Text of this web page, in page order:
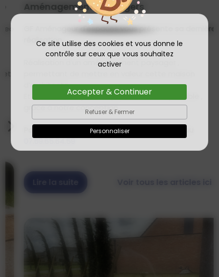
Ce site utilise des cookies et vous donne le
contrôle sur ceux que vous souhaitez
activer
Accepter & Continuer
Refuser & Fermer
Personnaliser
Aménagement paysagers
GF Aménageur d'espaces vous présente sa dernière
réalisation.
Réalisation d’un aménagement paysager ,
d’architecte.
Et de rendre ce jardin le plus autonome possible ,
grâce à notre conception.
Pour tout renseignements contactez-nous au
07.69.65.64.59